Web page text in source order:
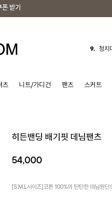
폰 받기
9. 청치
5.
8. 셔츠
츠 니트/가디건 팬츠 스커트
히든밴딩 배기핏 데님팬츠
54,000
[S,M,L사이즈]코튼 100%의 탄탄한 데님원